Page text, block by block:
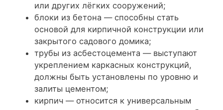
или других лёгких сооружений;
блоки из бетона— способны стать
основой для кирпичной конструкции или
закрытого садового домика;
трубы из асбестоцемента— выступают
укреплением каркасных конструкций,
должны быть установлены по уровню и
залиты цементом;
кирпич— относится к универсальным